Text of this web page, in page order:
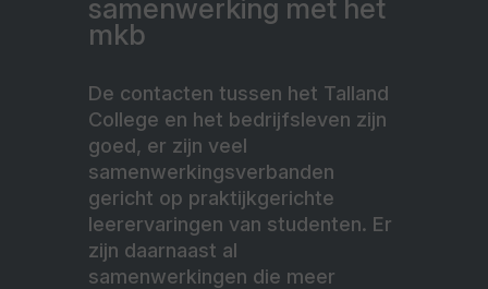
samenwerking met het
mkb
De contacten tussen het Talland
College en het bedrijfsleven zijn
goed, er zijn veel
samenwerkingsverbanden
gericht op praktijkgerichte
leerervaringen van studenten. Er
zijn daarnaast al
samenwerkingen die meer